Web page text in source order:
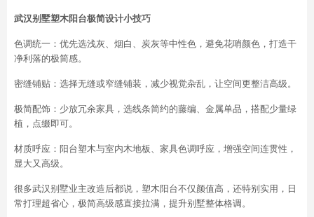
武汉别墅塑木阳台极简设计小技巧
色调统一：优先选浅灰、烟白、炭灰等中性色，避免花哨颜色，打造干
净利落的极简感。
密缝铺贴：选择无缝或窄缝铺装，减少视觉杂乱，让空间更整洁高级。
极简配饰：少放冗余家具，选线条简约的藤编、金属单品，搭配少量绿
植，点缀即可。
材质呼应：阳台塑木与室内木地板、家具色调呼应，增强空间连贯性，
显大又高级。
很多武汉别墅业主改造后都说，塑木阳台不仅颜值高，还特别实用，日
常打理超省心，极简高级感直接拉满，提升别墅整体格调。